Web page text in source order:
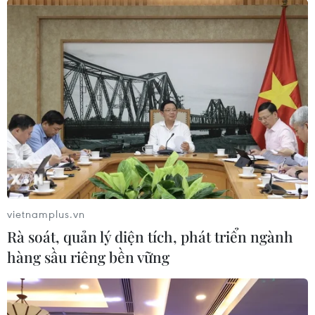
dân, thúc đẩy giáo dục, nâng cao khả năng ứng
phó với thiên tai, góp phần đảm bảo phát triển
kinh tế-xã hội bền vững./.
(TTXVN/Vietnam+)
vietnamplus.vn
Rà soát, quản lý diện tích, phát triển ngành
hàng sầu riêng bền vững